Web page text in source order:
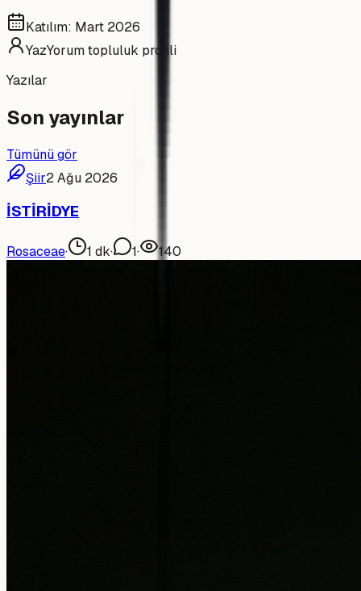
Katılım: Mart 2026
YazYorum topluluk profili
Yazılar
Son yayınlar
Tümünü gör
Şiir2 Ağu 2026
İSTİRİDYE
Rosaceae· 1 dk· 1· 140